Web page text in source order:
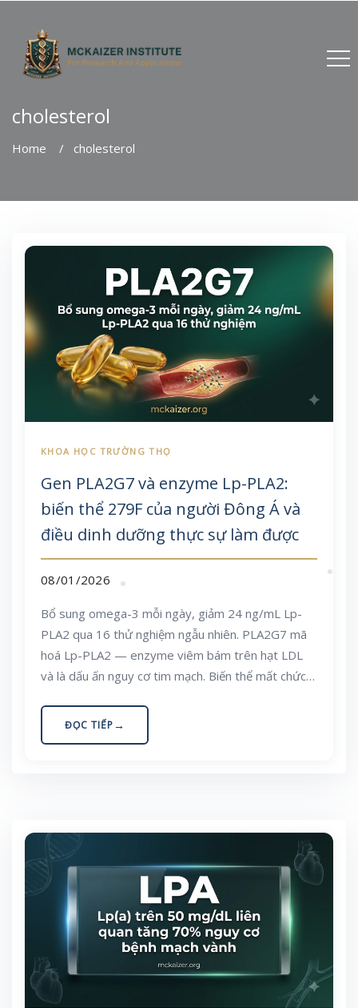
cholesterol
Home cholesterol
Gen PLA2G7 và enzyme Lp-PLA2:
biến thể 279F của người Đông Á và
điều dinh dưỡng thực sự làm được
08/01/2026
Bổ sung omega-3 mỗi ngày, giảm 24 ng/mL Lp-
PLA2 qua 16 thử nghiệm ngẫu nhiên. PLA2G7 mã
hoá Lp-PLA2 — enzyme viêm bám trên hạt LDL
và là dấu ấn nguy cơ tim mạch. Biến thể mất chức
khoảng 11% người Trung Quốc mang ít nhất một
bản sao. Bài viết giải thích cơ chế, đối chiếu các
ĐỌC TIẾP